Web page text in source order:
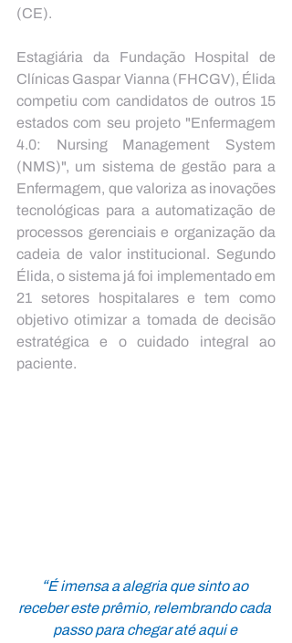
(CE).
Estagiária da Fundação Hospital de
Clínicas Gaspar Vianna (FHCGV), Élida
competiu com candidatos de outros 15
estados com seu projeto "Enfermagem
4.0: Nursing Management System
(NMS)", um sistema de gestão para a
Enfermagem, que valoriza as inovações
tecnológicas para a automatização de
processos gerenciais e organização da
cadeia de valor institucional. Segundo
Élida, o sistema já foi implementado em
21 setores hospitalares e tem como
objetivo otimizar a tomada de decisão
estratégica e o cuidado integral ao
paciente.
“É imensa a alegria que sinto ao
receber este prêmio, relembrando cada
passo para chegar até aqui e